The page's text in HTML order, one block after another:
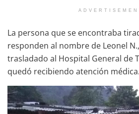
La persona que se encontraba
responden al nombre de Leonel
trasladado al Hospital General de
quedó recibiendo atención médica.